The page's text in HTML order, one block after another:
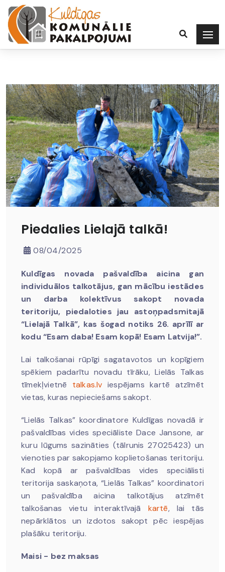
Piedalies Lielajā talkā!
08/04/2025
Kuldīgas novada pašvaldība aicina gan
individuālos talkotājus, gan mācību iestādes
un darba kolektīvus sakopt novada
teritoriju, piedaloties jau astoņpadsmitajā
“Lielajā Talkā”, kas šogad notiks 26. aprīlī ar
kodu “Esam daba! Esam kopā! Esam Latvija!”.
Lai talkošanai rūpīgi sagatavotos un kopīgiem
spēkiem padarītu novadu tīrāku, Lielās Talkas
tīmekļvietnē talkas.lv iespējams kartē atzīmēt
vietas, kuras nepieciešams sakopt.
“Lielās Talkas” koordinatore Kuldīgas novadā ir
pašvaldības vides speciāliste Dace Jansone, ar
kuru lūgums sazināties (tālrunis 27025423) un
vienoties par sakopjamo koplietošanas teritoriju.
Kad kopā ar pašvaldības vides speciālisti
teritorija saskaņota, “Lielās Talkas” koordinatori
un pašvaldība aicina talkotājus atzīmēt
talkošanas vietu interaktīvajā kartē, lai tās
nepārklātos un izdotos sakopt pēc iespējas
plašāku teritoriju.
Maisi - bez maksas